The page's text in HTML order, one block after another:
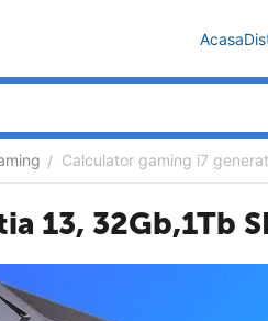
Acasa
/ Calculator gaming i7
13, 32Gb,1Tb